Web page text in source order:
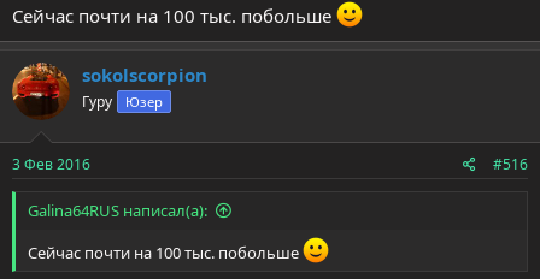
Сейчас почти на 100 тыс. побольше
sokolscorpion
Гуру Юзер
3 Фев 2016 #516
Galina64RUS написал(а):
Сейчас почти на 100 тыс. побольше